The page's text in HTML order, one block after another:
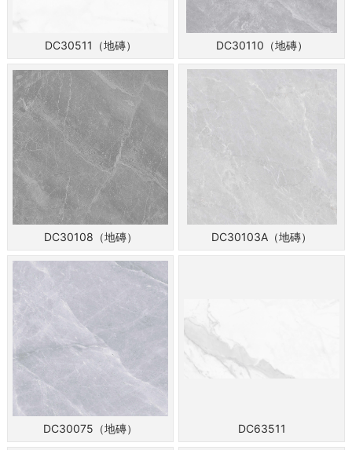
DC30511（地磚） DC30110（地磚）
DC30108（地磚） DC30103A（地磚）
DC30075（地磚） DC63511